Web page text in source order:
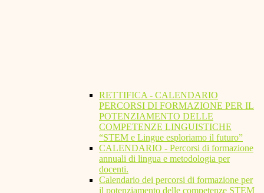
RETTIFICA - CALENDARIO
PERCORSI DI FORMAZIONE PER IL
POTENZIAMENTO DELLE
COMPETENZE LINGUISTICHE
“STEM e Lingue esploriamo il futuro”
CALENDARIO - Percorsi di formazione
annuali di lingua e metodologia per
docenti.
Calendario dei percorsi di formazione per
il potenziamento delle competenze STEM